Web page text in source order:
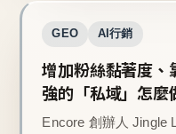
GEO AI行銷
增加粉絲黏著度、
強的「私域」怎麼
Encore 創辦人 Jingle